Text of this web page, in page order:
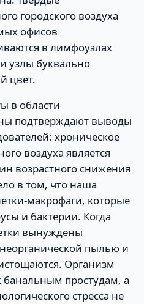
городского воздуха
офисов
в лимфоузлах
узлы буквально
цвет.
в области
подтверждают выводы
хроническое
воздуха является
возрастного снижения
в том, что наша
макрофаги, которые
и бактерии. Когда
вынуждены
пылью и
Организм
банальным простудам, а
стресса не